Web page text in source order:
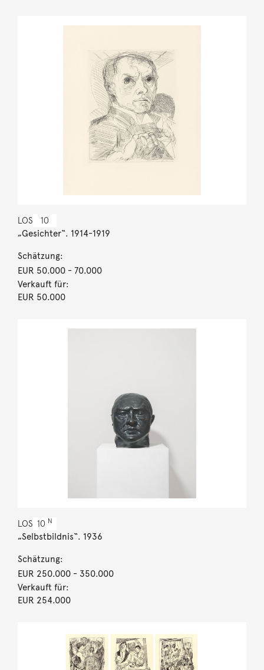
LOS 10
„Gesichter“. 1914-1919
Schätzung:
EUR 50.000- 70.000
Verkauft für:
EUR 50.000
LOS 10 N
„Selbstbildnis“. 1936
Schätzung:
EUR 250.000- 350.000
Verkauft für:
EUR 254.000